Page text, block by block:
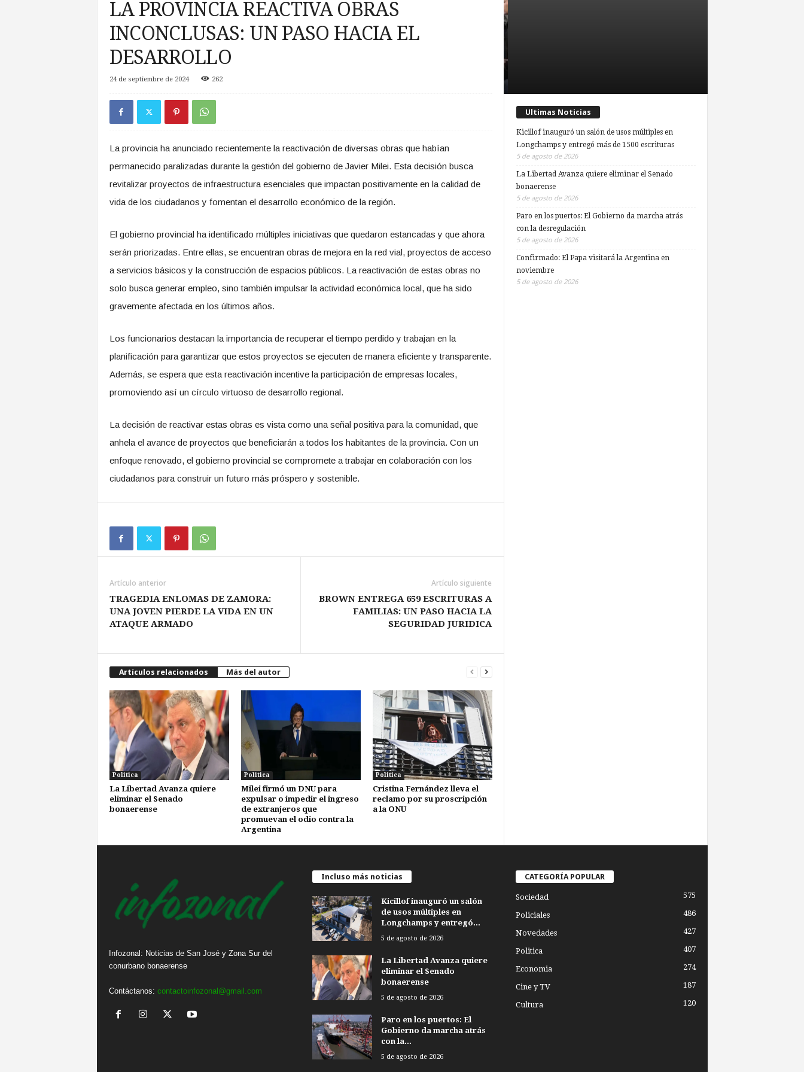
LA PROVINCIA REACTIVA OBRAS
INCONCLUSAS: UN PASO HACIA EL
DESARROLLO
24 de septiembre de 2024 262
La provincia ha anunciado recientemente la reactivación de diversas obras que habían
permanecido paralizadas durante la gestión del gobierno de Javier Milei. Esta decisión busca
revitalizar proyectos de infraestructura esenciales que impactan positivamente en la calidad de
vida de los ciudadanos y fomentan el desarrollo económico de la región.
El gobierno provincial ha identificado múltiples iniciativas que quedaron estancadas y que ahora
serán priorizadas. Entre ellas, se encuentran obras de mejora en la red vial, proyectos de acceso
a servicios básicos y la construcción de espacios públicos. La reactivación de estas obras no
solo busca generar empleo, sino también impulsar la actividad económica local, que ha sido
gravemente afectada en los últimos años.
Los funcionarios destacan la importancia de recuperar el tiempo perdido y trabajan en la
planificación para garantizar que estos proyectos se ejecuten de manera eficiente y transparente.
Además, se espera que esta reactivación incentive la participación de empresas locales,
promoviendo así un círculo virtuoso de desarrollo regional.
La decisión de reactivar estas obras es vista como una señal positiva para la comunidad, que
anhela el avance de proyectos que beneficiarán a todos los habitantes de la provincia. Con un
enfoque renovado, el gobierno provincial se compromete a trabajar en colaboración con los
ciudadanos para construir un futuro más próspero y sostenible.
Artículo anterior
TRAGEDIA ENLOMAS DE ZAMORA:
UNA JOVEN PIERDE LA VIDA EN UN
ATAQUE ARMADO
Artículo siguiente
BROWN ENTREGA 659 ESCRITURAS A
FAMILIAS: UN PASO HACIA LA
SEGURIDAD JURIDICA
Artículos relacionados Más del autor
Politica
La Libertad Avanza quiere
eliminar el Senado
bonaerense
Politica
Milei firmó un DNU para
expulsar o impedir el ingreso
de extranjeros que
promuevan el odio contra la
Argentina
Politica
Cristina Fernández lleva el
reclamo por su proscripción
a la ONU
Ultimas Noticias
Kicillof inauguró un salón de usos múltiples en
Longchamps y entregó más de 1500 escrituras
5 de agosto de 2026
La Libertad Avanza quiere eliminar el Senado
bonaerense
5 de agosto de 2026
Paro en los puertos: El Gobierno da marcha atrás
con la desregulación
5 de agosto de 2026
Confirmado: El Papa visitará la Argentina en
noviembre
5 de agosto de 2026
Infozonal: Noticias de San José y Zona Sur del
conurbano bonaerense
Contáctanos: contactoinfozonal@gmail.com
Incluso más noticias
Kicillof inauguró un salón
de usos múltiples en
Longchamps y entregó...
5 de agosto de 2026
La Libertad Avanza quiere
eliminar el Senado
bonaerense
5 de agosto de 2026
Paro en los puertos: El
Gobierno da marcha atrás
con la...
5 de agosto de 2026
CATEGORÍA POPULAR
Sociedad 575
Policiales 486
Novedades 427
Politica 407
Economia 274
Cine y TV 187
Cultura 120